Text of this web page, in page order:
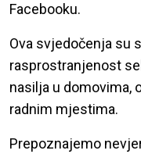
Facebooku.
Ova svjedočenja su
rasprostranjenost
nasilja u domovima,
radnim mjestima.
Prepoznajemo